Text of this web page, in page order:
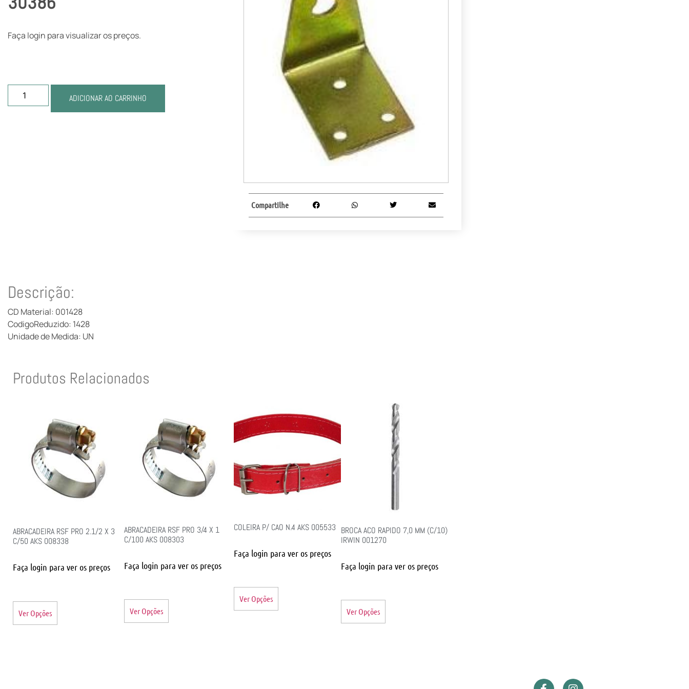
Faça login para visualizar os preços.
ADICIONAR AO CARRINHO
Compartilhe
Descrição:
CD Material: 001428
CodigoReduzido: 1428
Unidade de Medida: UN
Produtos Relacionados
ABRACADEIRA RSF PRO 2.1/2 X 3
C/50 AKS 008338
Faça login para ver os preços
Ver Opções
ABRACADEIRA RSF PRO 3/4 X 1
C/100 AKS 008303
Faça login para ver os preços
Ver Opções
COLEIRA P/ CAO N.4 AKS 005533
Faça login para ver os preços
Ver Opções
BROCA ACO RAPIDO 7,0 MM (C/10)
IRWIN 001270
Faça login para ver os preços
Ver Opções